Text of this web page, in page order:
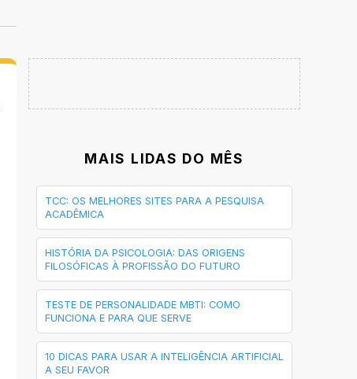
MAIS LIDAS DO MÊS
TCC: OS MELHORES SITES PARA A PESQUISA
ACADÊMICA
HISTÓRIA DA PSICOLOGIA: DAS ORIGENS
FILOSÓFICAS À PROFISSÃO DO FUTURO
TESTE DE PERSONALIDADE MBTI: COMO
FUNCIONA E PARA QUE SERVE
10 DICAS PARA USAR A INTELIGÊNCIA ARTIFICIAL
A SEU FAVOR